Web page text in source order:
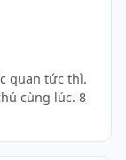
quan tức thì.
cùng lúc. 8